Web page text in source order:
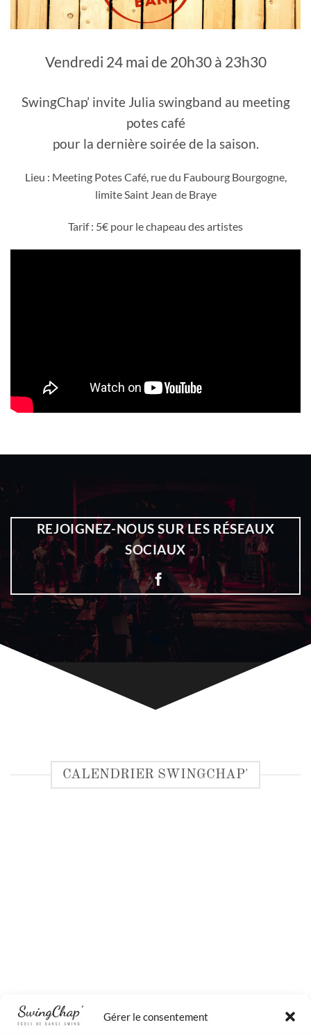
Gérer le consentement
Vendredi 24 mai de 20h30 à 23h30
SwingChap’ invite Julia swingband au meeting
potes café
pour la dernière soirée de la saison.
Lieu : Meeting Potes Café, rue du Faubourg Bourgogne,
limite Saint Jean de Braye
Tarif : 5€ pour le chapeau des artistes
REJOIGNEZ-NOUS SUR LES RÉSEAUX
SOCIAUX
CALENDRIER SWINGCHAP'